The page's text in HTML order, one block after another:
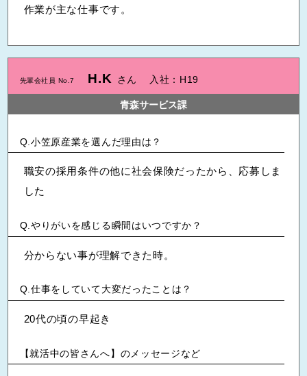
作業が主な仕事です。
先輩会社員 No.7 H.K さん 入社：H19
青森サービス課
小笠原産業を選んだ理由は？
職安の採用条件の他に社会保険だったから、応募しま
した
やりがいを感じる瞬間はいつですか？
分からない事が理解できた時。
仕事をしていて大変だったことは？
20代の頃の早起き
【就活中の皆さんへ】のメッセージなど